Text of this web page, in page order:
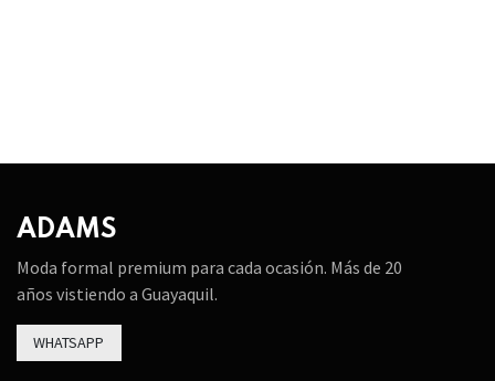
ADAMS
Moda formal premium para cada ocasión. Más de 20
años vistiendo a Guayaquil.
WHATSAPP